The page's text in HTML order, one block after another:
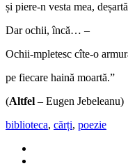
și piere-n vesta mea,
Dar ochii, încă… –
Ochii-mpletesc cîte-o
pe fiecare haină moartă.”
(Altfel – Eugen Jebeleanu)
biblioteca, cărți, poezie